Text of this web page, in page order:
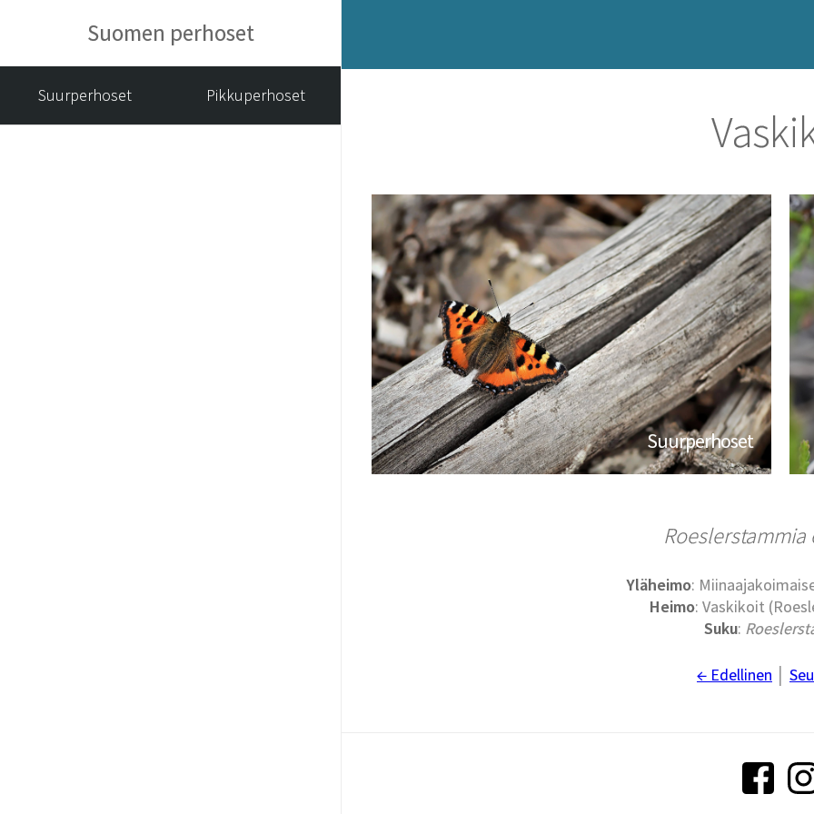
Suomen perhoset
Suurperhoset Pikkuperhoset
Suurperhoset
Yläheimo:
Heimo: Vaskikoit
Suku:
← Edellinen